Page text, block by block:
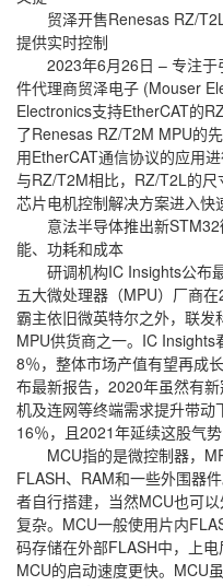
贸泽开售Renesas RZ/T2L
提供实时控制
2023年6月26日 – 专注于
件代理商贸泽电子 (Mouser
Electronics支持EtherCAT的
了Renesas RZ/T2M MPU的
用EtherCAT通信协议的应用
与RZ/T2M相比，RZ/T2L的
芯片电机控制解决方案进入快
意法半导体推出新STM32
能、功耗和成本
研调机构IC Insights公布
五大微处理器（MPU）厂商
霸主依旧微英特尔之外，联
MPU供货商之一。IC
8％，整体市场产值有望再成
布最新报告，2020年虽然有
机及连网等终端需求提升带
16％，且2021年延续这股气
MCU指的是微控制器，
FLASH、RAM和一些外围器
者自行搭建，当然MCU也可
复杂。MCU一般使用片内
码存储在外部FLASH中，上
MCU的启动速度更快。MCU